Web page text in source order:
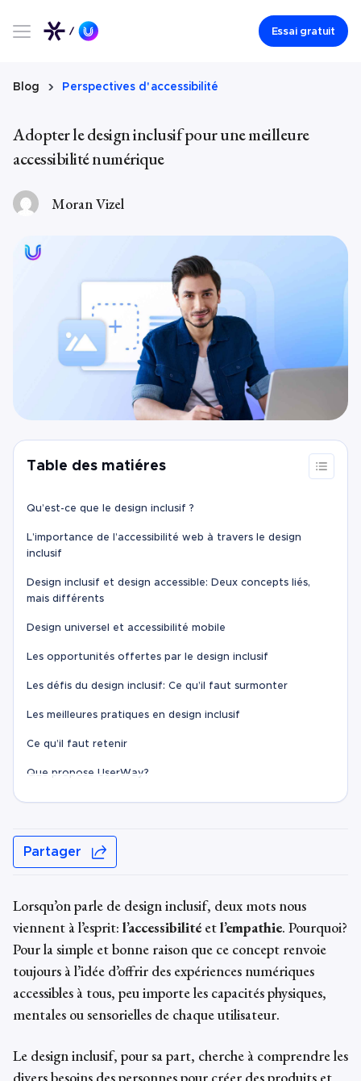
Essai gratuit
Blog Perspectives d'accessibilité
Adopter le design inclusif pour une meilleure
accessibilité numérique
Moran Vizel
Table des matiéres
Qu’est-ce que le design inclusif ?
L’importance de l’accessibilité web à travers le design
inclusif
Design inclusif et design accessible: Deux concepts liés,
mais différents
Design universel et accessibilité mobile
Les opportunités offertes par le design inclusif
Les défis du design inclusif: Ce qu’il faut surmonter
Les meilleures pratiques en design inclusif
Ce qu’il faut retenir
Que propose UserWay?
Partager
Lorsqu’on parle de design inclusif, deux mots nous
viennent à l’esprit: l’accessibilité etl’empathie. Pourquoi?
Pour la simple et bonne raison que ce concept renvoie
toujours à l’idée d’offrir des expériences numériques
accessibles à tous, peu importe les capacités physiques,
mentales ou sensorielles de chaque utilisateur.
Le design inclusif, pour sa part, cherche à comprendre les